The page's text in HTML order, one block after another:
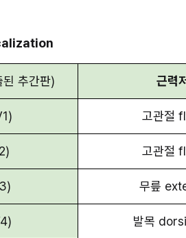
된 추간판) 근력
고관절
고관절
무릎
발목